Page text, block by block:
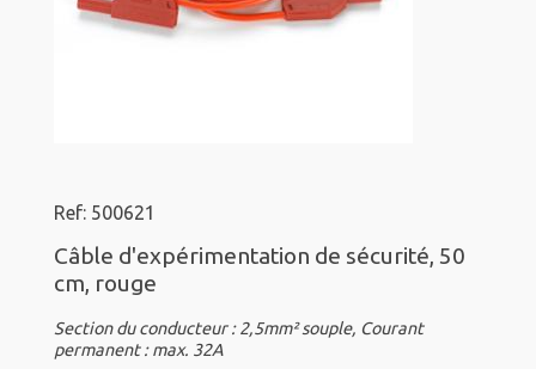
Ref: 500621
Câble d'expérimentation de sécurité, 50
cm, rouge
Section du conducteur : 2,5mm² souple, Courant
permanent : max. 32A